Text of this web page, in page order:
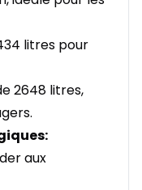
litres pour
2648 litres,
aux